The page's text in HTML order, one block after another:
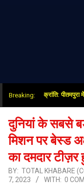
Breaking:
क्षेत्र में नई क्रांति: पीतमपुरा में
दुनियां के सबसे
मिशन पर बेस्ड
का दमदार
BY: TOTAL KHABARE
7, 2023
WITH: 0